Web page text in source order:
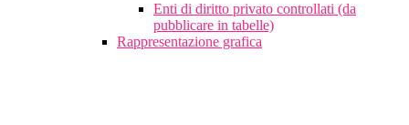
Enti di diritto privato controllati (da
pubblicare in tabelle)
Rappresentazione grafica